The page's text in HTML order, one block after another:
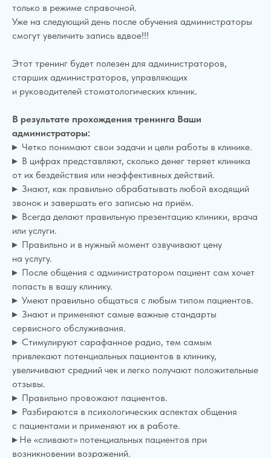
только в режиме справочной.
Уже на следующий день после обучения администраторы
смогут увеличить запись вдвое!!!
Этот тренинг будет полезен для администраторов,
старших администраторов, управляющих
и руководителей стоматологических клиник.
В результате прохождения тренинга Ваши
администраторы:
▸ Четко понимают свои задачи и цели работы в клинике.
▸ В цифрах представляют, сколько денег теряет клиника
от их бездействия или неэффективных действий.
▸ Знают, как правильно обрабатывать любой входящий
звонок и завершать его записью на приём.
▸ Всегда делают правильную презентацию клиники, врача
или услуги.
▸ Правильно и в нужный момент озвучивают цену
на услугу.
▸ После общения с администратором пациент сам хочет
попасть в вашу клинику.
▸ Умеют правильно общаться с любым типом пациентов.
▸ Знают и применяют самые важные стандарты
сервисного обслуживания.
▸ Стимулируют сарафанное радио, тем самым
привлекают потенциальных пациентов в клинику,
увеличивают средний чек и легко получают положительные
отзывы.
▸ Правильно провожают пациентов.
▸ Разбираются в психологических аспектах общения
с пациентами и применяют их в работе.
▸ Не «сливают» потенциальных пациентов при
возникновении возражений.